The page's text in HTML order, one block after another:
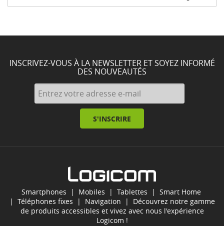
INSCRIVEZ-VOUS À LA NEWSLETTER ET SOYEZ INFORMÉ
DES NOUVEAUTÉS
S'INSCRIRE
Smartphones | Mobiles | Tablettes | Smart Home
| Téléphones fixes | Navigation | Découvrez notre gamme
de produits accessibles et vivez avec nous l'expérience
Logicom !